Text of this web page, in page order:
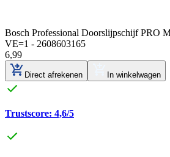
Bosch Professional Doorslijpschijf PRO
VE=1 - 2608603165
6,99
Direct afrekenen In winkelwagen
Trustscore: 4,6/5